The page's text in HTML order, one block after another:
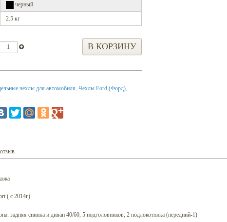
черный
2.5 кг
чехлы для автомобиля, Чехлы Ford (Форд),
( c 2014г)
задняя спинка и диван 40/60, 5 подголовников; 2 подлокотника (передний-1)